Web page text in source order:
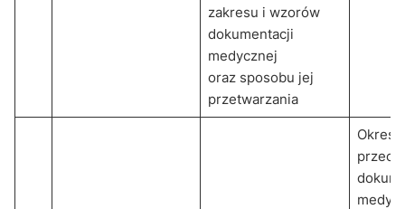
zakresu i wzorów
dokumentacji
medycznej
oraz sposobu jej
przetwarzania
Okres